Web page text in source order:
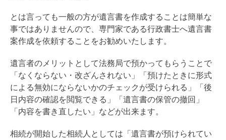
とは言っても一般の方が遺言書を作成することは簡単な
事ではありませんので、専門家である行政書士へ遺言書
案作成を依頼することをお勧めいたします。
遺言者のメリットとして法務局で預かってもらうことで
「なくならない・改ざんされない」「預けたときに形式
による無効にならないかのチェックが受けられる」「後
日内容の確認を閲覧できる」「遺言書の保管の撤回」
「内容を書き直したい」などが出来ます。
相続が開始した相続人としては「遺言書が預けられてい